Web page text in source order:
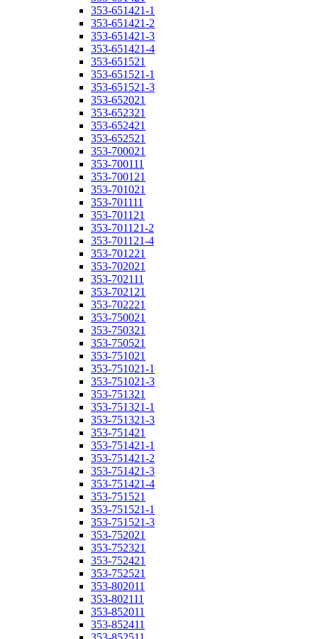
353-651421-1
353-651421-2
353-651421-3
353-651421-4
353-651521
353-651521-1
353-651521-3
353-652021
353-652321
353-652421
353-652521
353-700021
353-700111
353-700121
353-701021
353-701111
353-701121
353-701121-2
353-701121-4
353-701221
353-702021
353-702111
353-702121
353-702221
353-750021
353-750321
353-750521
353-751021
353-751021-1
353-751021-3
353-751321
353-751321-1
353-751321-3
353-751421
353-751421-1
353-751421-2
353-751421-3
353-751421-4
353-751521
353-751521-1
353-751521-3
353-752021
353-752321
353-752421
353-752521
353-802011
353-802111
353-852011
353-852411